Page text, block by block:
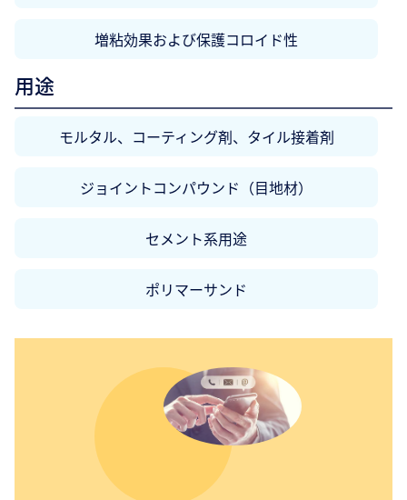
増粘効果および保護コロイド性
用途
モルタル、コーティング剤、タイル接着剤
ジョイントコンパウンド（目地材）
セメント系用途
ポリマーサンド